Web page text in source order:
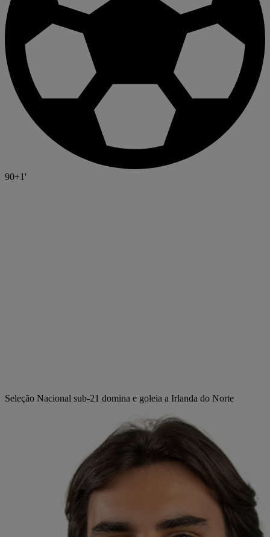
90+1'
Seleção Nacional sub-21 domina e goleia a Irlanda do Norte